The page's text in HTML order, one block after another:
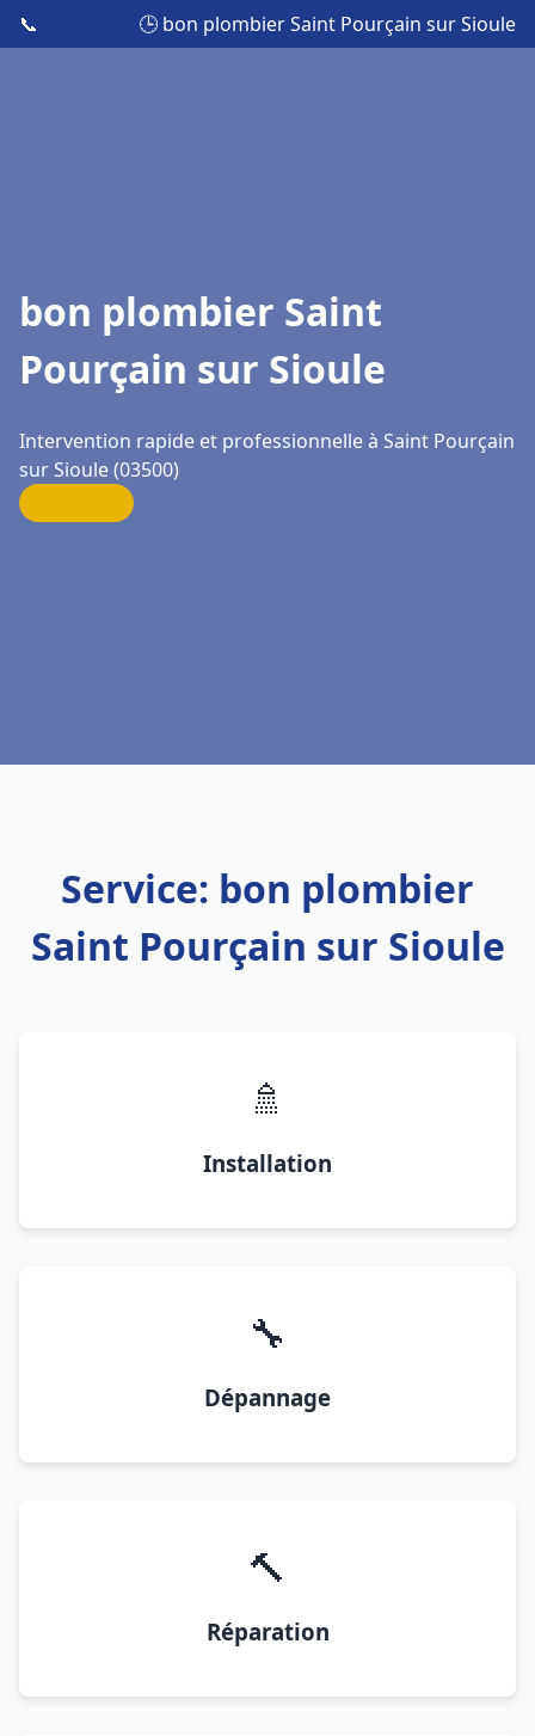
📞 🕒 bon plombier Saint Pourçain sur Sioule
bon plombier Saint
Pourçain sur Sioule
Intervention rapide et professionnelle à Saint Pourçain
sur Sioule (03500)
Service: bon plombier
Saint Pourçain sur Sioule
🚿
Installation
🔧
Dépannage
🔨
Réparation